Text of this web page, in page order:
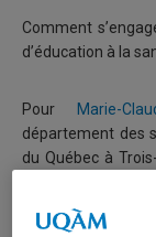
Comment
d’éducation à la
Pour Marie-
département des
du Québec à
avec la famille,
l’approcheÉcole